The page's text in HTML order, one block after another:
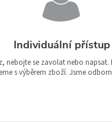
Individuální přístup
nebojte se zavolat nebo napsat.
s výběrem zboží. Jsme